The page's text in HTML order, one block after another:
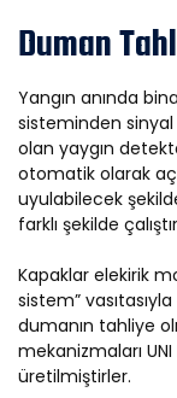
Duman
Yangın anında
sisteminden
olan yaygın
otomatik olarak
uyulabilecek
farklı şekilde
Kapaklar elekirik
sistem”
dumanın tahliye
mekanizmaları UNI
üretilmiştirler.